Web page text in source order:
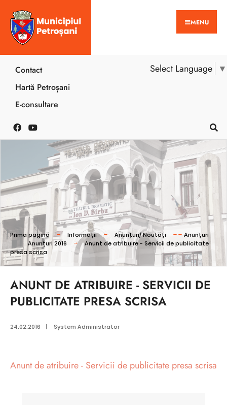
MENU
Select Language ▼
Contact
Hartă Petroșani
E-consultare
Prima pagină Informații Anunțuri/ Noutăți
Anunțuri
Anunțuri 2016
Anunt de atribuire - Servicii de publicitate
presa scrisa
ANUNT DE ATRIBUIRE - SERVICII DE
PUBLICITATE PRESA SCRISA
24.02.2016 | System Administrator
Anunt de atribuire - Servicii de publicitate presa scrisa